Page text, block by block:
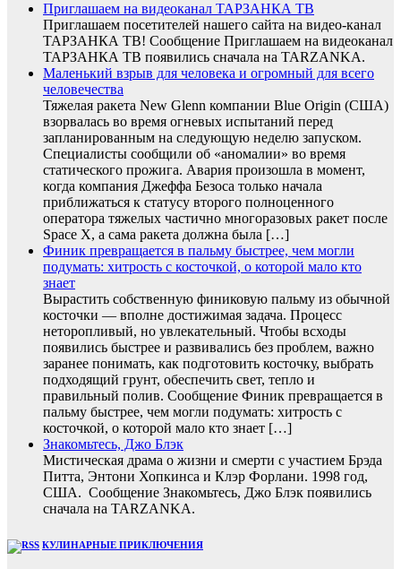
Приглашаем на видеоканал ТАРЗАНКА ТВ
Приглашаем посетителей нашего сайта на видео-канал
ТАРЗАНКА ТВ! Сообщение Приглашаем на видеоканал
ТАРЗАНКА ТВ появились сначала на TARZANKA.
Маленький взрыв для человека и огромный для всего
человечества
Тяжелая ракета New Glenn компании Blue Origin (США)
взорвалась во время огневых испытаний перед
запланированным на следующую неделю запуском.
Специалисты сообщили об «аномалии» во время
статического прожига. Авария произошла в момент,
когда компания Джеффа Безоса только начала
приближаться к статусу второго полноценного
оператора тяжелых частично многоразовых ракет после
Space X, а сама ракета должна была […]
Финик превращается в пальму быстрее, чем могли
подумать: хитрость с косточкой, о которой мало кто
знает
Вырастить собственную финиковую пальму из обычной
косточки — вполне достижимая задача. Процесс
неторопливый, но увлекательный. Чтобы всходы
появились быстрее и развивались без проблем, важно
заранее понимать, как подготовить косточку, выбрать
подходящий грунт, обеспечить свет, тепло и
правильный полив. Сообщение Финик превращается в
пальму быстрее, чем могли подумать: хитрость с
косточкой, о которой мало кто знает […]
Знакомьтесь, Джо Блэк
Мистическая драма о жизни и смерти с участием Брэда
Питта, Энтони Хопкинса и Клэр Форлани. 1998 год,
США. Сообщение Знакомьтесь, Джо Блэк появились
сначала на TARZANKA.
КУЛИНАРНЫЕ ПРИКЛЮЧЕНИЯ